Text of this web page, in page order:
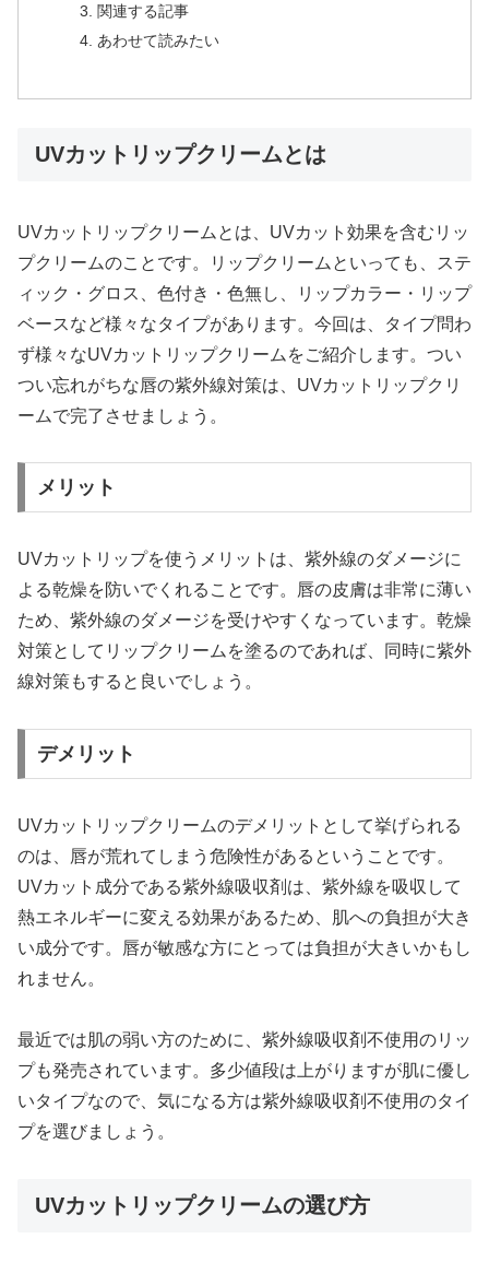
関連する記事
あわせて読みたい
UVカットリップクリームとは
UVカットリップクリームとは、UVカット効果を含むリッ
プクリームのことです。リップクリームといっても、ステ
ィック・グロス、色付き・色無し、リップカラー・リップ
ベースなど様々なタイプがあります。今回は、タイプ問わ
ず様々なUVカットリップクリームをご紹介します。つい
つい忘れがちな唇の紫外線対策は、UVカットリップクリ
ームで完了させましょう。
メリット
UVカットリップを使うメリットは、紫外線のダメージに
よる乾燥を防いでくれることです。唇の皮膚は非常に薄い
ため、紫外線のダメージを受けやすくなっています。乾燥
対策としてリップクリームを塗るのであれば、同時に紫外
線対策もすると良いでしょう。
デメリット
UVカットリップクリームのデメリットとして挙げられる
のは、唇が荒れてしまう危険性があるということです。
UVカット成分である紫外線吸収剤は、紫外線を吸収して
熱エネルギーに変える効果があるため、肌への負担が大き
い成分です。唇が敏感な方にとっては負担が大きいかもし
れません。
最近では肌の弱い方のために、紫外線吸収剤不使用のリッ
プも発売されています。多少値段は上がりますが肌に優し
いタイプなので、気になる方は紫外線吸収剤不使用のタイ
プを選びましょう。
UVカットリップクリームの選び方